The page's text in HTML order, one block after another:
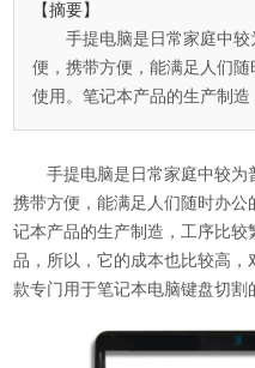
【摘要】
手提电脑是日常家庭中
便，携带方便，能满足人们
使用。笔记本产品的生产制
手提电脑是日常家庭中较为
携带方便，能满足人们随时办
记本产品的生产制造，工序比
品，所以，它的成本也比较高
款专门用于笔记本电脑键盘切割